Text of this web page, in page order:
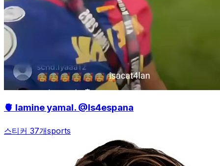
🫀 lamine yamal. @Is4espana
스티커 37개sports